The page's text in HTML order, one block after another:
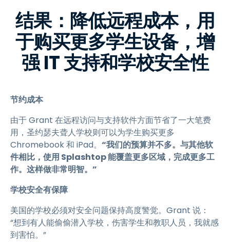
结果：降低远程成本，用
于购买更多学生设备，增
强 IT 支持和学校安全性
节约成本
由于 Grant 在远程访问与支持软件方面节省了一大笔费
用，圣约瑟夫聋人学校则可以为学生购买更多
Chromebook 和 iPad。 “我们的预算并不多。与其他软
件相比，使用 Splashtop 能覆盖更多区域，完成更多工
作。这样做非常明智。”
学校安全有保障
美国的学校必须对安全问题保持高度警觉。Grant 说：
“想到有人能偷偷潜入学校，伤害学生和教职人员，我就感
到害怕。”